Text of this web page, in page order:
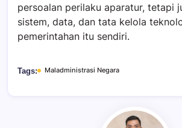
persoalan perilaku aparatur, tetapi
sistem, data, dan tata kelola
pemerintahan itu sendiri.
Tags: Maladministrasi Negara